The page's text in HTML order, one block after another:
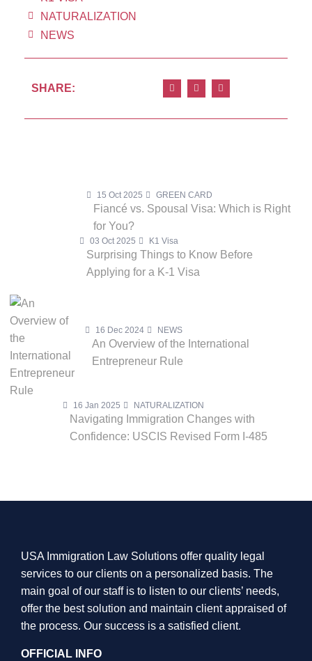
NATURALIZATION
NEWS
SHARE:
15 Oct 2025 GREEN CARD
Fiancé vs. Spousal Visa: Which is Right
for You?
03 Oct 2025 K1 Visa
Surprising Things to Know Before
Applying for a K-1 Visa
16 Dec 2024 NEWS
An Overview of the International
Entrepreneur Rule
16 Jan 2025 NATURALIZATION
Navigating Immigration Changes with
Confidence: USCIS Revised Form I-485
USA Immigration Law Solutions offer quality legal
services to our clients on a personalized basis. The
main goal of our staff is to listen to our clients’ needs,
offer the best solution and maintain client appraised of
the process. Our success is a satisfied client.
OFFICIAL INFO